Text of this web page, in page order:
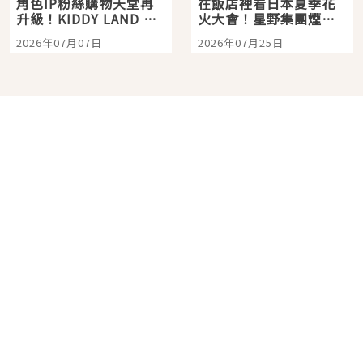
升級！KIDDY LAND 原
宿店吉伊卡哇迎客，新
開幕 OMOKADO 店3分
2026年07月07日
火大會！星野集團煙火
景觀飯店6選，讓你不用
人擠人悠閒欣賞
2026年07月25日